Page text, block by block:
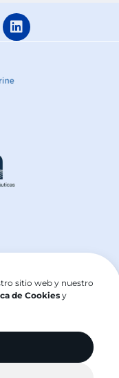
sitio web y nuestro
de Cookies y